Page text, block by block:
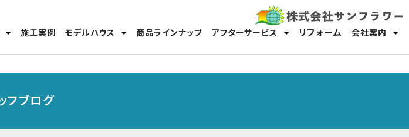
施工実例 モデルハウス 商品ラインナップ アフターサービス リフォーム 会社案内
フブログ